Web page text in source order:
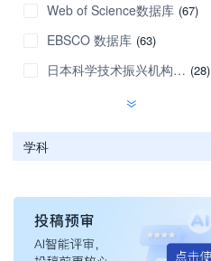
Web of Science数据库 (67)
EBSCO 数据库 (63)
日本科学技术振兴机构数据库 (28)
学科